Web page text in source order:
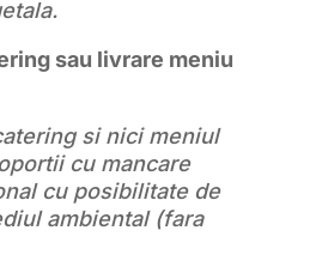
sau livrare meniu
si nici meniul
cu mancare
cu posibilitate de
ambiental (fara